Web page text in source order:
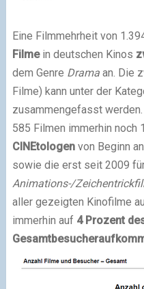
Eine Filmmehrheit von
Filmein deutschen Kinos
dem Genre Dramaan. Die
Filme) kann unter der
zusammengefasst werden.
585 Filmen immerhin noch
CINEtologenvon Beginn
sowie die erst seit 2009
Animations-/
aller gezeigten Kinofilme
immerhin auf 4 Prozent